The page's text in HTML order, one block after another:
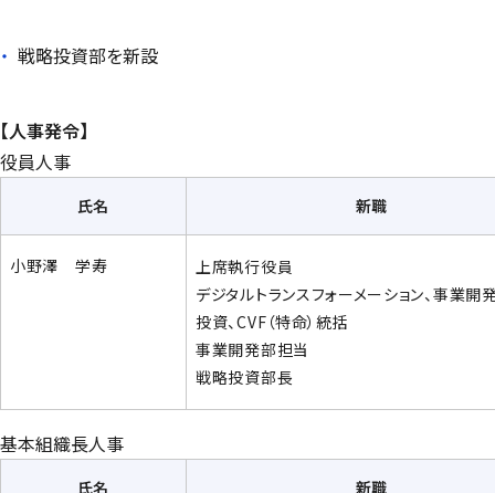
戦略投資部を新設
【人事発令】
役員人事
氏名 新職
小野澤 学寿
上席執行役員
デジタルトランスフォーメーション、事業開
投資、CVF（特命）統括
事業開発部担当
戦略投資部長
基本組織長人事
氏名 新職